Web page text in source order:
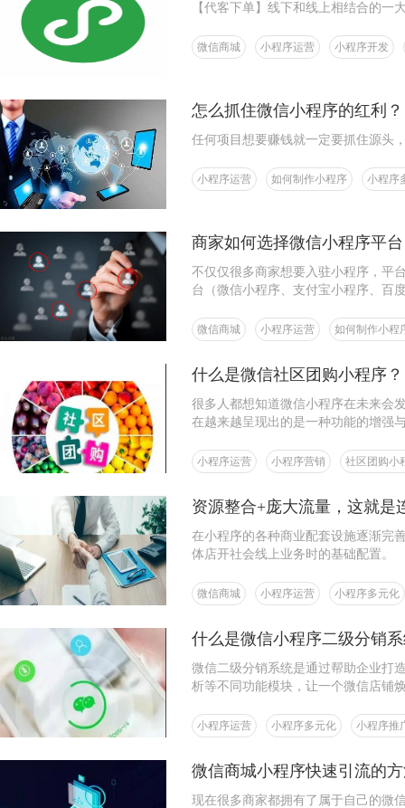
【代客下单】线下和线上相结合的一
微信商城 小程序运营 小程序开发
怎么抓住微信小程序的红利？
任何项目想要赚钱就一定要抓住源头
小程序运营 如何制作小程序 小程序
商家如何选择微信小程序平
不仅仅很多商家想要入驻小程序，平
台（微信小程序、支付宝小程序、百
微信商城 小程序运营 如何制作小程
什么是微信社区团购小程序？
很多人都想知道微信小程序在未来会
在越来越呈现出的是一种功能的增强
够不断壮大下去的根本。
小程序运营 小程序营销 社区团购小
资源整合+庞大流量，这就是
在小程序的各种商业配套设施逐渐完
体店开社会线上业务时的基础配置。
微信商城 小程序运营 小程序多元化
什么是微信小程序二级分销
微信二级分销系统是通过帮助企业打
析等不同功能模块，让一个微信店铺
小程序运营 小程序多元化 小程序推
微信商城小程序快速引流的
现在很多商家都拥有了属于自己的微